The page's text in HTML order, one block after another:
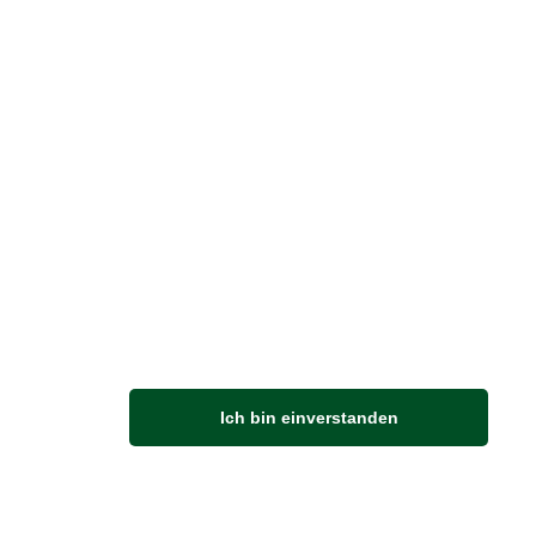
Ich bin einverstanden